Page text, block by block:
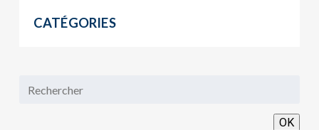
CATÉGORIES
OK